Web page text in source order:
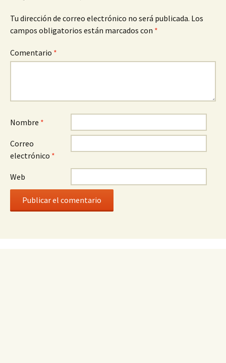
Tu dirección de correo electrónico no será publicada. Los
campos obligatorios están marcados con *
Comentario *
Nombre *
Correo
electrónico *
Web